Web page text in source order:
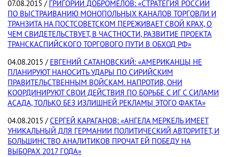
07.08.2015 / ГРИГОРИЙ ДОБРОМЕЛОВ: «СТРАТЕГИЯ РОССИИ
ПО ВЫСТРАИВАНИЮ МОНОПОЛЬНЫХ КАНАЛОВ ТОРГОВЛИ И
ТРАНЗИТА НА ПОСТСОВЕТСКОМ ПЕРЕЖИВАЕТ СВОЙ КРАХ, О
ЧЕМ СВИДЕТЕЛЬСТВУЕТ, В ЧАСТНОСТИ, РАЗВИТИЕ ПРОЕКТА
ТРАНСКАСПИЙСКОГО ТОРГОВОГО ПУТИ В ОБХОД РФ»
04.08.2015 / ЕВГЕНИЙ САТАНОВСКИЙ: «АМЕРИКАНЦЫ НЕ
ПЛАНИРУЮТ НАНОСИТЬ УДАРЫ ПО СИРИЙСКИМ
ПРАВИТЕЛЬСТВЕННЫМ ВОЙСКАМ. НАПРОТИВ, ОНИ
КООРДИНИРУЮТ СВОИ ДЕЙСТВИЯ ПО БОРЬБЕ С ИГ С СИЛАМИ
АСАДА, ТОЛЬКО БЕЗ ИЗЛИШНЕЙ РЕКЛАМЫ ЭТОГО ФАКТА»
04.08.2015 /СЕРГЕЙ КАРАГАНОВ: «АНГЕЛА МЕРКЕЛЬ ИМЕЕТ
УНИКАЛЬНЫЙ ДЛЯ ГЕРМАНИИ ПОЛИТИЧЕСКИЙ АВТОРИТЕТ, И
БОЛЬШИНСТВО АНАЛИТИКОВ ПРОЧАТ ЕЙ ПОБЕДУ НА
ВЫБОРАХ 2017 ГОДА»